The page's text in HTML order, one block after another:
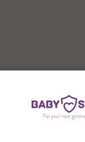
המוצר